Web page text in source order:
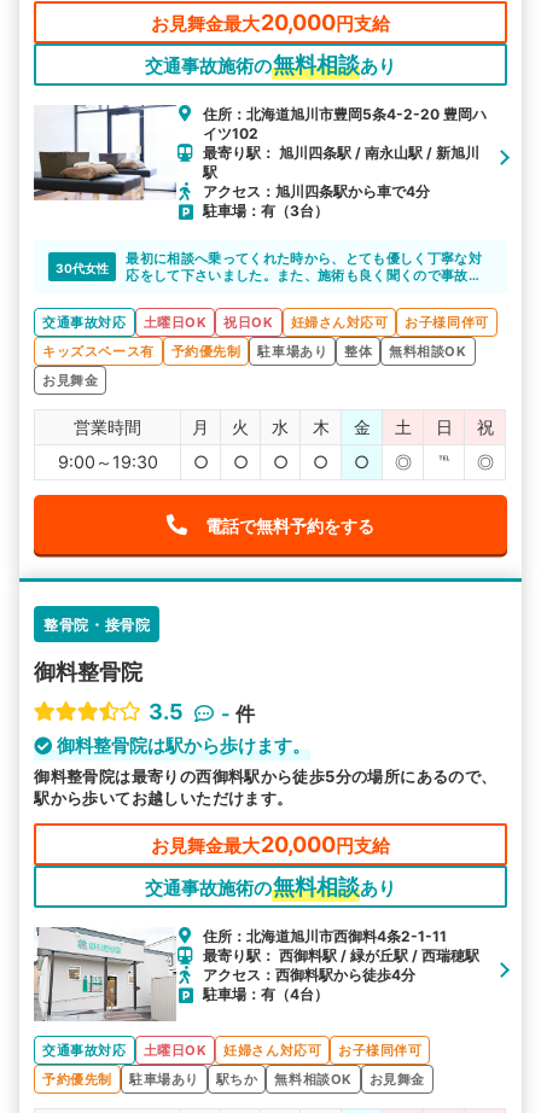
お見舞金最大20,000円支給
交通事故施術の無料相談あり
住所：北海道旭川市豊岡5条4-2-20 豊岡ハ
イツ102
最寄り駅： 旭川四条駅 / 南永山駅 / 新旭川
駅
アクセス：旭川四条駅から車で4分
駐車場：有（3台）
30代女性
最初に相談へ乗ってくれた時から、とても優しく丁寧な対
応をして下さいました。また、施術も良く聞くので事故後
し、先生も親しみやすい方なので他の方にもお勧めしまし
た。
交通事故対応 土曜日OK 祝日OK 妊婦さん対応可
お子様同伴可
キッズスペース有
予約優先制 駐車場あり 整体
無料相談OK
お見舞金
営業時間 月 火 水 木 金 土 日
祝
9:00～19:30
○ ○ ○ ○ ○ ◎ ℡ ◎
電話で無料予約をする
整骨院・接骨院
御料整骨院
3.5
- 件
御料整骨院は駅から歩けます。
御料整骨院は最寄りの西御料駅から徒歩5分の場所にあるので、
駅から歩いてお越しいただけます。
お見舞金最大20,000円支給
交通事故施術の無料相談あり
住所：北海道旭川市西御料4条2-1-11
最寄り駅： 西御料駅 / 緑が丘駅 / 西瑞穂駅
アクセス：西御料駅から徒歩4分
駐車場：有（4台）
交通事故対応 土曜日OK 妊婦さん対応可
お子様同伴可
予約優先制
駐車場あり 駅ちか 無料相談OK お見舞金